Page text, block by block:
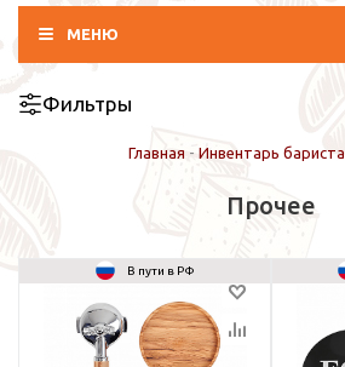
МЕНЮ
Фильтры
Главная - Инвентарь бариста
Прочее
В пути в РФ